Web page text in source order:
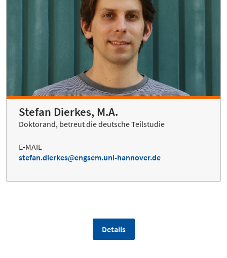
Stefan Dierkes, M.A.
Doktorand, betreut die deutsche Teilstudie
E-MAIL
stefan.dierkes
engsem.uni-hannover.de
Details